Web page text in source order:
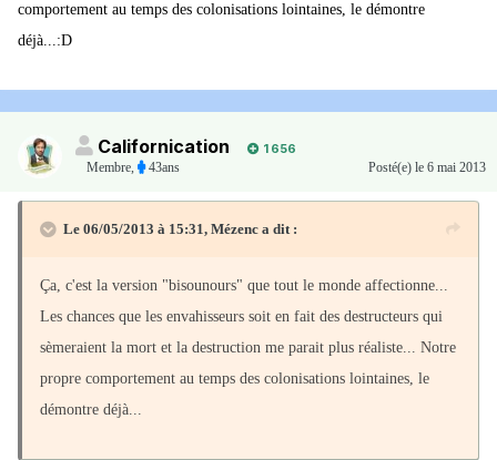
comportement au temps des colonisations lointaines, le démontre
déjà...:D
Californication
1 656
Membre, 43ans Posté(e) le 6 mai 2013
Le 06/05/2013 à 15:31, Mézenc a dit :
Ça, c'est la version "bisounours" que tout le monde affectionne...
Les chances que les envahisseurs soit en fait des destructeurs qui
sèmeraient la mort et la destruction me parait plus réaliste... Notre
propre comportement au temps des colonisations lointaines, le
démontre déjà...